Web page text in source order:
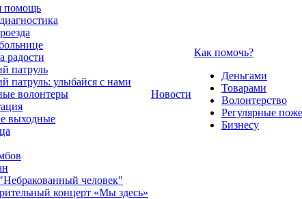
помощь
радости
патруль
патруль: улыбайся с нами
волонтеры
выходные
человек"
концерт «Мы здесь»
Новости
Как помочь?
Деньгами
Товарами
Волонтерство
Регулярные
Бизнесу